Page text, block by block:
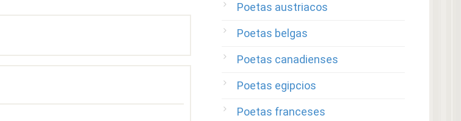
Poetas austriacos
Poetas belgas
Poetas canadienses
Poetas egipcios
Poetas franceses